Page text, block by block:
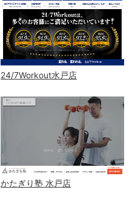
24/7Workout水戸店
かたぎり塾 水戸店